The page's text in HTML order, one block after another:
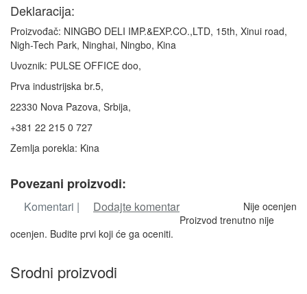
Deklaracija:
Proizvođač: NINGBO DELI IMP.&EXP.CO.,LTD, 15th, Xinui road,
Nigh-Tech Park, Ninghai, Ningbo, Kina
Uvoznik: PULSE OFFICE doo,
Prva industrijska br.5,
22330 Nova Pazova, Srbija,
+381 22 215 0 727
Zemlja porekla: Kina
Povezani proizvodi:
Nije ocenjen
Komentari | Dodajte komentar
Proizvod trenutno nije
ocenjen. Budite prvi koji će ga oceniti.
Srodni proizvodi